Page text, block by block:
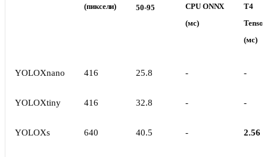
(пиксели)
50-95
CPU ONNX
(мс)
T4
(мс)
YOLOXnano 416 25.8 - -
YOLOXtiny 416 32.8 - -
YOLOXs 640 40.5 - 2.56